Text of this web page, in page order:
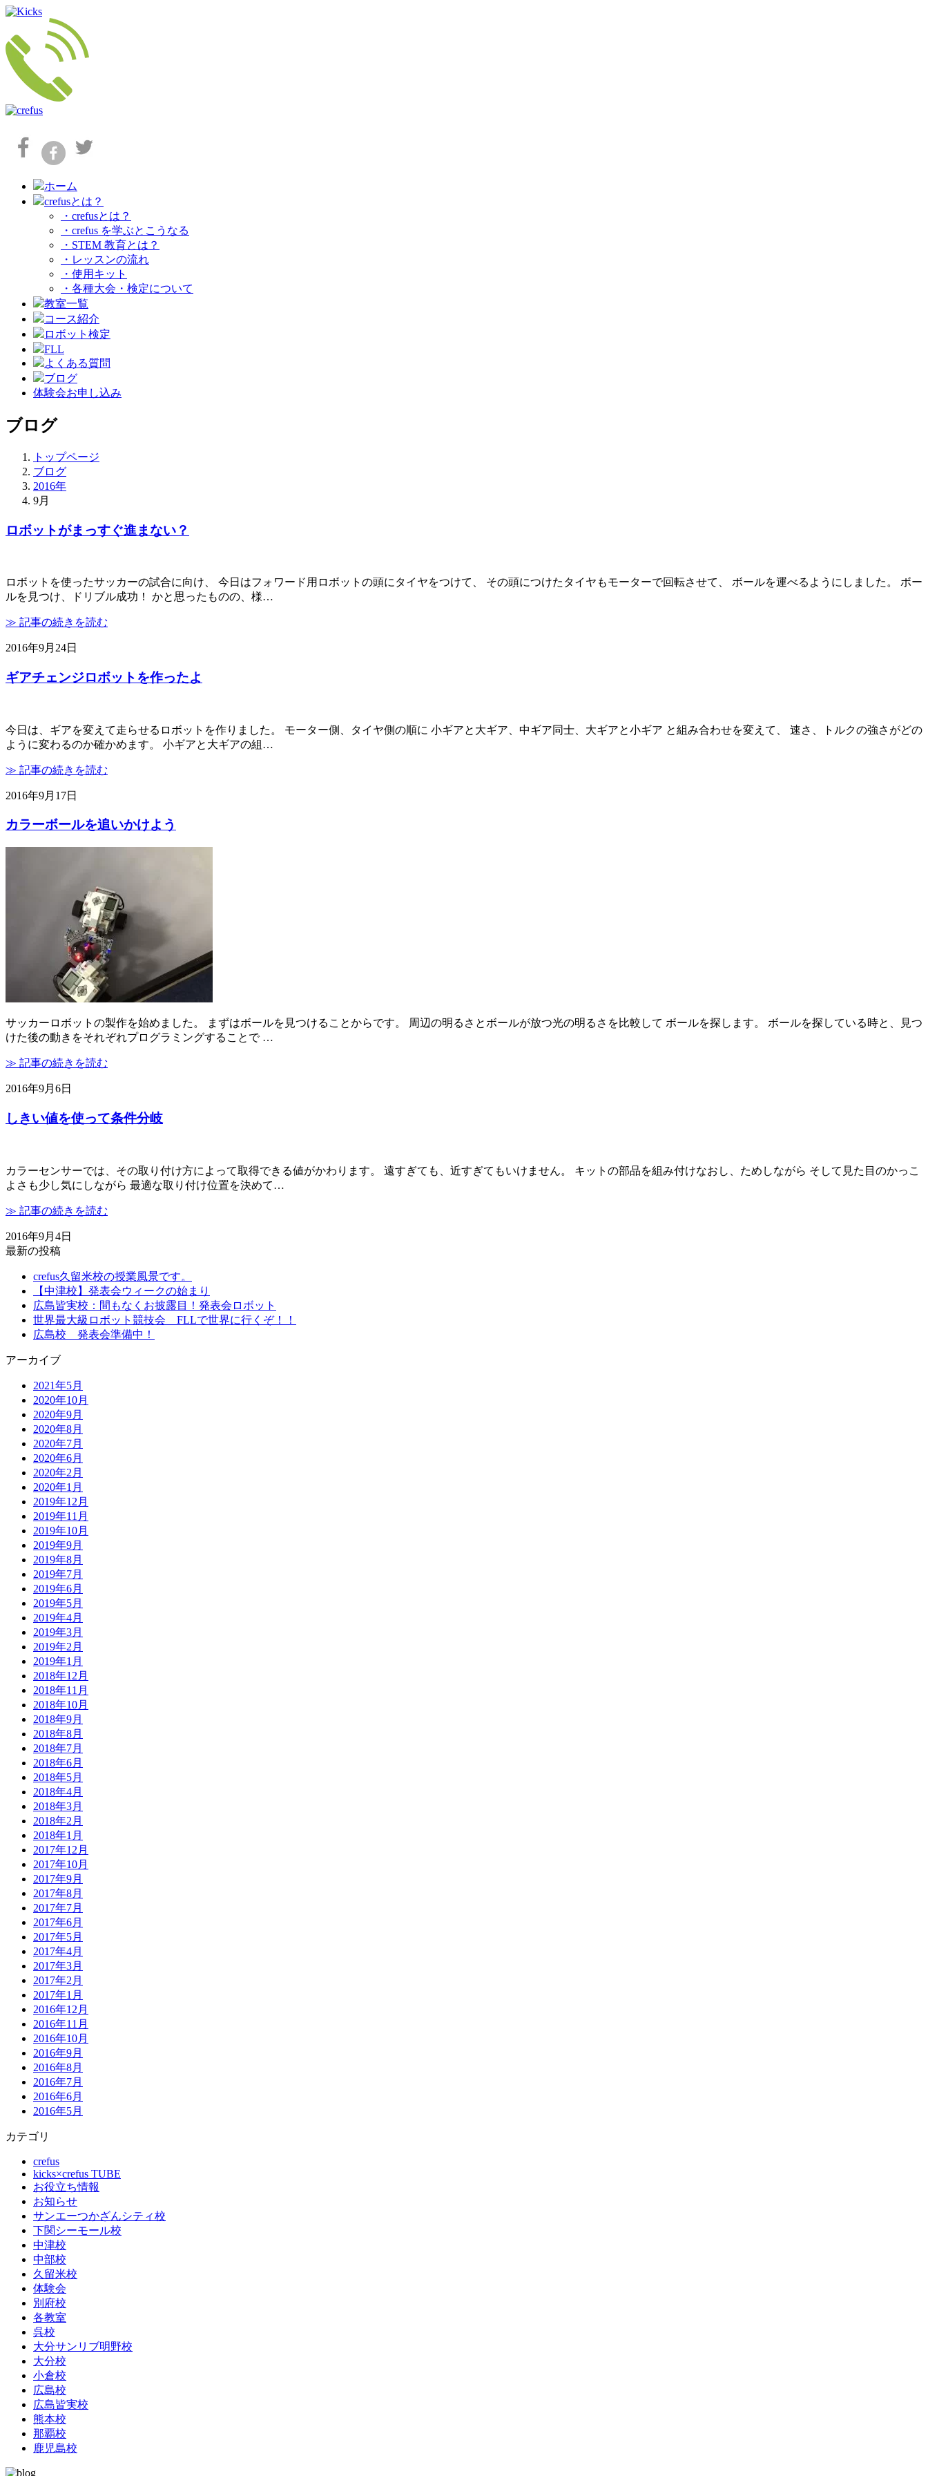
ホーム
crefusとは？
・crefusとは？
・crefus を学ぶとこうなる
・STEM 教育とは？
・レッスンの流れ
・使用キット
・各種大会・検定について
教室一覧
コース紹介
ロボット検定
FLL
よくある質問
ブログ
体験会お申し込み
ブログ
トップページ
ブログ
2016年
9月
ロボットがまっすぐ進まない？
ロボットを使ったサッカーの試合に向け、 今日はフォワード用ロボットの頭にタイヤをつけて、 その頭につけたタイヤもモーターで回転させて、 ボールを運べるようにしました。 ボー
ルを見つけ、ドリブル成功！ かと思ったものの、様…
≫ 記事の続きを読む
2016年9月24日
ギアチェンジロボットを作ったよ
今日は、ギアを変えて走らせるロボットを作りました。 モーター側、タイヤ側の順に 小ギアと大ギア、中ギア同士、大ギアと小ギア と組み合わせを変えて、 速さ、トルクの強さがどの
ように変わるのか確かめます。 小ギアと大ギアの組…
≫ 記事の続きを読む
2016年9月17日
カラーボールを追いかけよう
サッカーロボットの製作を始めました。 まずはボールを見つけることからです。 周辺の明るさとボールが放つ光の明るさを比較して ボールを探します。 ボールを探している時と、見つ
けた後の動きをそれぞれプログラミングすることで …
≫ 記事の続きを読む
2016年9月6日
しきい値を使って条件分岐
カラーセンサーでは、その取り付け方によって取得できる値がかわります。 遠すぎても、近すぎてもいけません。 キットの部品を組み付けなおし、ためしながら そして見た目のかっこ
よさも少し気にしながら 最適な取り付け位置を決めて…
≫ 記事の続きを読む
2016年9月4日
最新の投稿
crefus久留米校の授業風景です。
【中津校】発表会ウィークの始まり
広島皆実校：間もなくお披露目！発表会ロボット
世界最大級ロボット競技会 FLLで世界に行くぞ！！
広島校 発表会準備中！
アーカイブ
2021年5月
2020年10月
2020年9月
2020年8月
2020年7月
2020年6月
2020年2月
2020年1月
2019年12月
2019年11月
2019年10月
2019年9月
2019年8月
2019年7月
2019年6月
2019年5月
2019年4月
2019年3月
2019年2月
2019年1月
2018年12月
2018年11月
2018年10月
2018年9月
2018年8月
2018年7月
2018年6月
2018年5月
2018年4月
2018年3月
2018年2月
2018年1月
2017年12月
2017年10月
2017年9月
2017年8月
2017年7月
2017年6月
2017年5月
2017年4月
2017年3月
2017年2月
2017年1月
2016年12月
2016年11月
2016年10月
2016年9月
2016年8月
2016年7月
2016年6月
2016年5月
カテゴリ
crefus
kicks×crefus TUBE
お役立ち情報
お知らせ
サンエーつかざんシティ校
下関シーモール校
中津校
中部校
久留米校
体験会
別府校
各教室
呉校
大分サンリブ明野校
大分校
小倉校
広島校
広島皆実校
熊本校
那覇校
鹿児島校